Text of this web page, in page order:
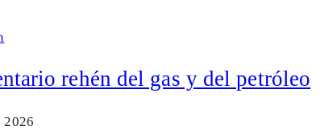
rehén del gas y del petróleo
2026